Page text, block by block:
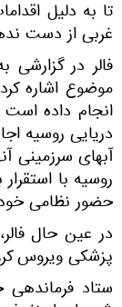
تا به دلیل
غربی از دست
فالر در
موضوع اشاره کرد
انجام داده
دریایی روسیه
روسیه با
حضور نظامی
در عین حال
پزشکی ویروس
ستاد